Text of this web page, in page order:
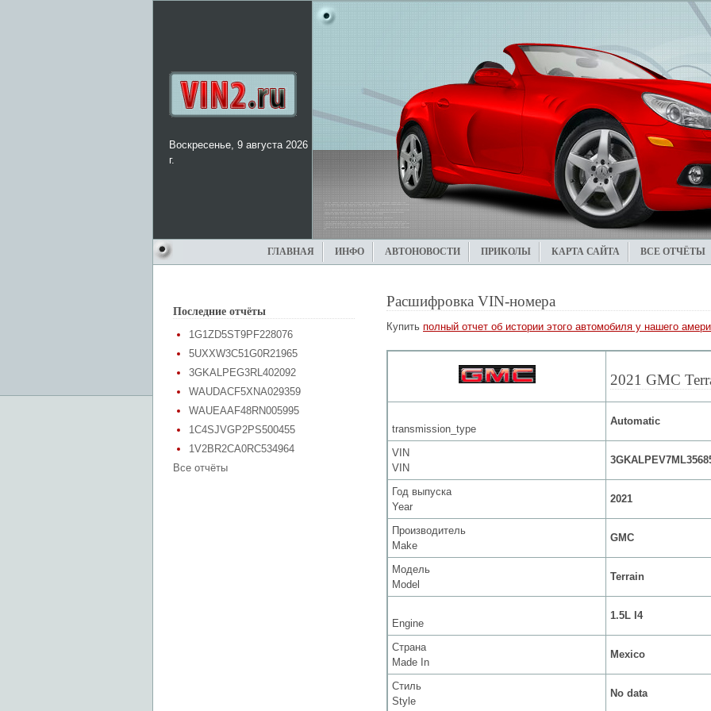
Воскресенье, 9 августа 2026
г.
ГЛАВНАЯ ИНФО АВТОНОВОСТИ ПРИКОЛЫ КАРТА САЙТА ВСЕ ОТЧЁТЫ
Последние отчёты
1G1ZD5ST9PF228076
5UXXW3C51G0R21965
3GKALPEG3RL402092
WAUDACF5XNA029359
WAUEAAF48RN005995
1C4SJVGP2PS500455
1V2BR2CA0RC534964
Все отчёты
Расшифровка VIN-номера
Купить полный отчет об истории этого автомобиля у нашего
2021 GMC
transmission_type
Automatic
VIN
VIN
Год выпуска
Year
2021
Производитель
Make
GMC
Модель
Model
Terrain
Engine
1.5L I4
Страна
Made In
Mexico
Стиль
Style
No data